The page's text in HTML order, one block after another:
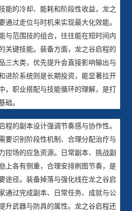
能的冷却、能耗和阶段性收益，龙之
通过走位与时机来实现最大化效能。
与范围技的组合，往往能在短时间内
关键技能。装备方面，龙之谷启程的
三大类，优先提升会直接影响输出与
进阶系统则是长期投资，能显著拉开
，职业搭配与技能循环的理解，是打
。
程的副本设计强调节奏感与协作性。
要识别阶段性机制、合理分配治疗与
控场的应急资源。日常副本、挑战副
上各有侧重，合理安排刷图节奏，是
途径。装备掉落与强化线在龙之谷启
通过完成副本、日常任务、成就与公
升武器与防具的属性。龙之谷启程还